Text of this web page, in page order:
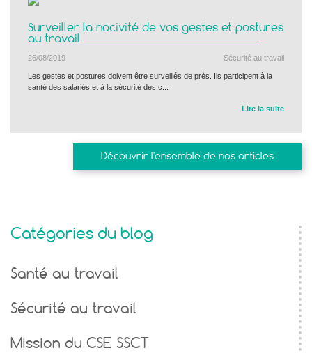
Catégories du blog
Santé au travail
Sécurité au travail
Mission du CSE SSCT
Surveiller la nocivité de vos gestes et postures
au travail
26/08/2019 Sécurité au travail
Les gestes et postures doivent être surveillés de près. Ils participent à la
santé des salariés et à la sécurité des c...
Lire la suite
Découvrir l'ensemble de nos articles